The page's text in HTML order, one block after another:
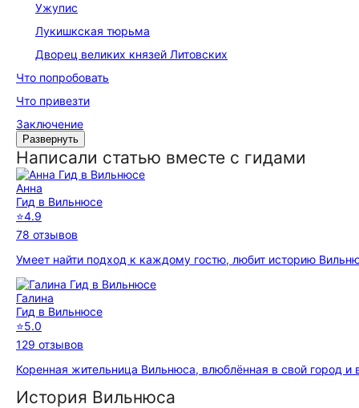
Ужупис
Лукишкская тюрьма
Дворец великих князей Литовских
Что попробовать
Что привезти
Заключение
Развернуть
Написали статью вместе с гидами
Анна
Гид в Вильнюсе
⭐4.9
78 отзывов
Умеет найти подход к каждому гостю, любит историю
Галина
Гид в Вильнюсе
⭐5.0
129 отзывов
Коренная жительница Вильнюса, влюблённая в свой город и
История Вильнюса